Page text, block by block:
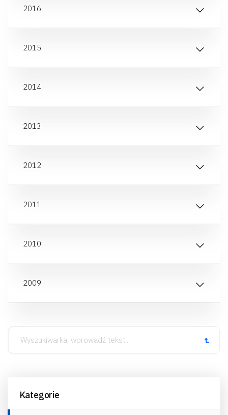
2016
2015
2014
2013
2012
2011
2010
2009
Kategorie